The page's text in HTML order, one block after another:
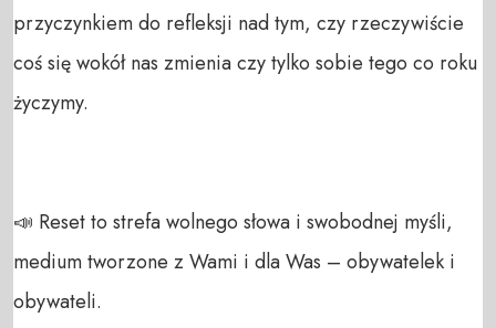
przyczynkiem do refleksji nad tym, czy rzeczywiście
coś się wokół nas zmienia czy tylko sobie tego co roku
życzymy.
📣 Reset to strefa wolnego słowa i swobodnej myśli,
medium tworzone z Wami i dla Was – obywatelek i
obywateli.